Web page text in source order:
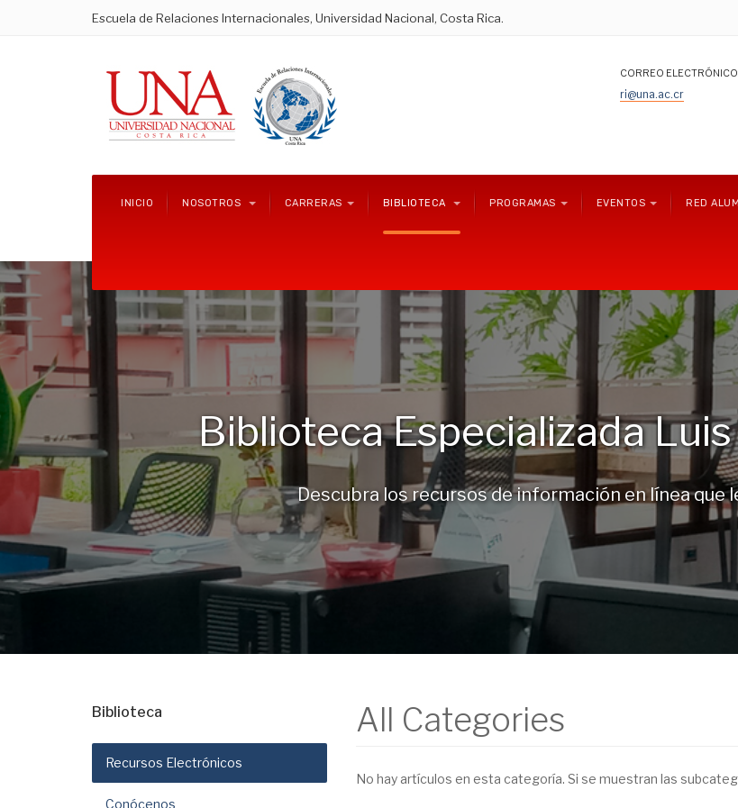
Escuela de Relaciones Internacionales, Universidad Nacional, Costa Rica.
CORREO ELECTRÓNICO:
ri@una.ac.cr
INICIO NOSOTROS CARRERAS BIBLIOTECA PROGRAMAS EVENTOS RED
Biblioteca Especializada
Descubra los recursos de información en línea que
All Categories
No hay artículos en esta categoría. Si se muestran las
Biblioteca
Recursos Electrónicos
Conócenos